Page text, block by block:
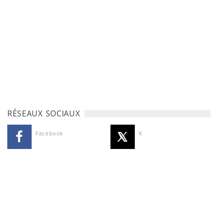
RÉSEAUX SOCIAUX
Facebook X